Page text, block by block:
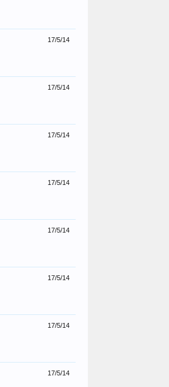
17/5/14
17/5/14
17/5/14
17/5/14
17/5/14
17/5/14
17/5/14
17/5/14